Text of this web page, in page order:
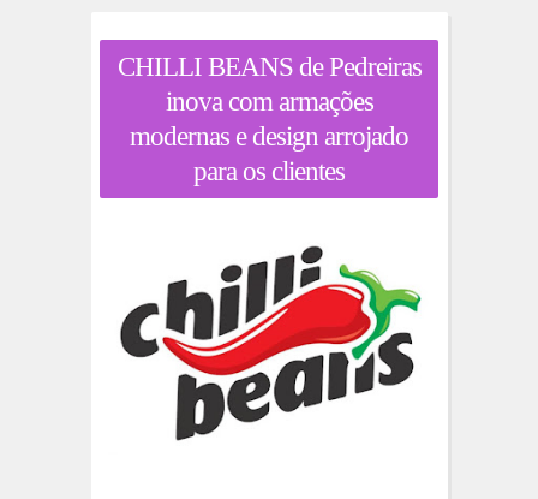
CHILLI BEANS de Pedreiras
inova com armações
modernas e design arrojado
para os clientes